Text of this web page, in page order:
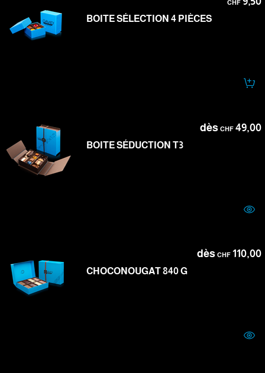
CHF
BOITE SÉLECTION 4 PIÈCES
dès CHF49,00
BOITE SÉDUCTION T3
dès CHF110,00
CHOCONOUGAT 840 G